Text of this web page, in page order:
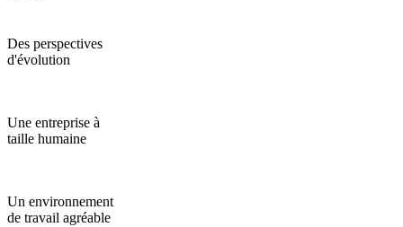
Des perspectives
d'évolution
Une entreprise à
taille humaine
Un environnement
de travail agréable